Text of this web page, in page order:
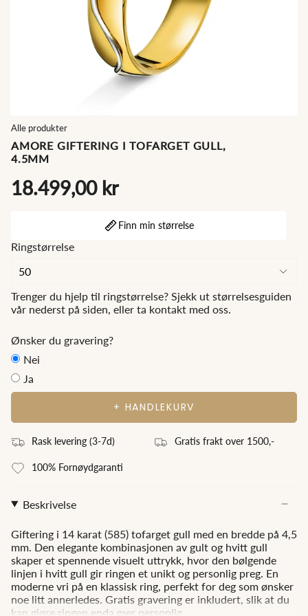
Alle produkter
AMORE GIFTERING I TOFARGET GULL,
4.5MM
18.499,00 kr
Finn min størrelse
Ringstørrelse
Trenger du hjelp til ringstørrelse? Sjekk ut størrelsesguiden
vår nederst på siden, eller ta kontakt med oss.
Ønsker du gravering?
Nei
Ja
+ HANDLEKURV
Rask levering (3-7d) Gratis frakt over 1500,-
100% Fornøydgaranti
Beskrivelse
Giftering i 14 karat (585) tofarget gull med en bredde på 4,5
mm. Den elegante kombinasjonen av gult og hvitt gull
skaper et spennende visuelt uttrykk, hvor den bølgende
linjen i hvitt gull gir ringen et unikt og personlig preg. En
moderne vri på en klassisk ring, perfekt for deg som ønsker
noe litt annerledes. Gratis gravering er inkludert, slik at du
kan gjøre ringen enda mer personlig.